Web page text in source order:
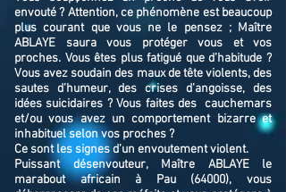
envouté ? Attention, ce phénomène est beaucoup
plus courant que vous ne le pensez ; Maître
ABLAYE saura vous protéger vous et vos
proches. Vous êtes plus fatigué que d’habitude ?
Vous avez soudain des maux de tête violents, des
sautes d’humeur, des crises d’angoisse, des
idées suicidaires ? Vous faites des cauchemars
et/ou vous avez un comportement bizarre et
inhabituel selon vos proches ?
Ce sont les signes d’un envoutement violent.
Puissant désenvouteur,
Maître ABLAYE
le
marabout africain à Pau (64000),
vous